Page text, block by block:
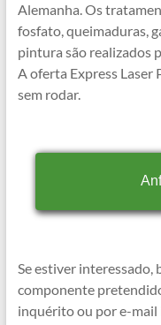
Alemanha. Os
fosfato, queimaduras,
pintura são realizados
A oferta Express Laser
sem rodar.
Se estiver interessado,
componente
inquérito ou por e-mail